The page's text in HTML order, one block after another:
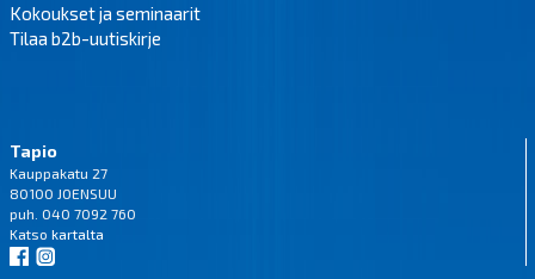
Kokoukset ja seminaarit
Tilaa b2b-uutiskirje
Tapio
Kauppakatu 27
80100 JOENSUU
puh. 040 7092 760
Katso kartalta